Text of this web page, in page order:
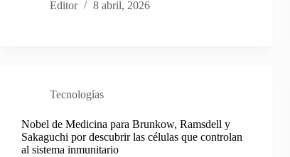
Editor
8 abril, 2026
Tecnologías
Nobel de Medicina para Brunkow, Ramsdell y
Sakaguchi por descubrir las células que controlan
al sistema inmunitario